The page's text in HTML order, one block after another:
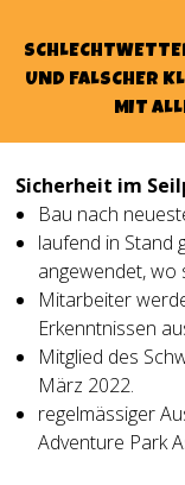
UND FALSCHER
MIT
Sicherheit im
Bau nach
laufend in Stand
angewendet, wo
Mitarbeiter
Erkenntnissen
Mitglied des
März 2022.
regelmässiger
Adventure Park